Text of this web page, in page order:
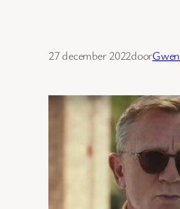
27 december 2022doorGwen